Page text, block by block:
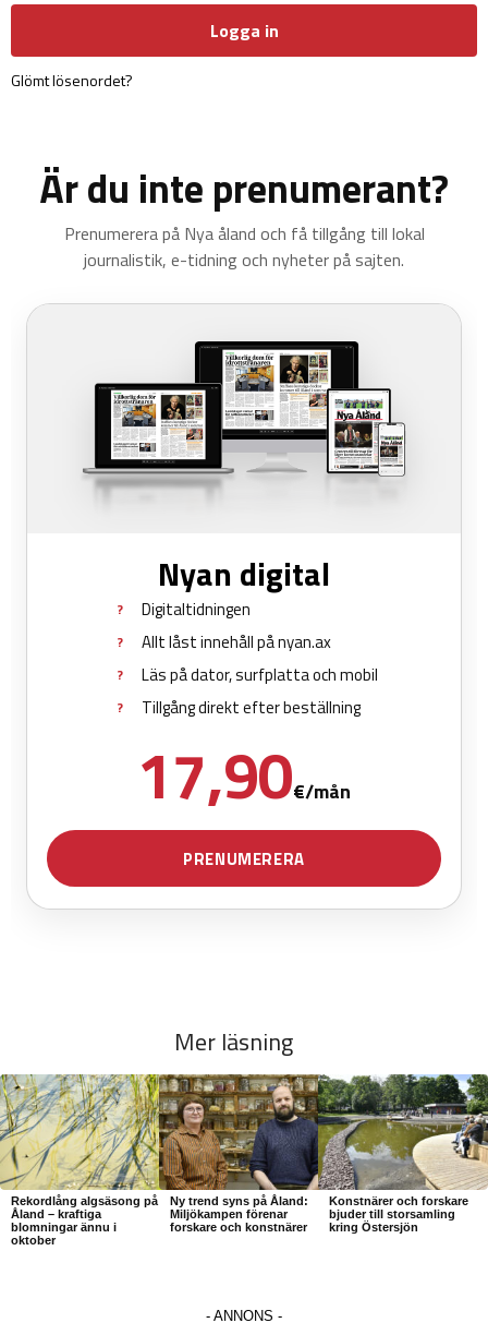
Mer läsning
Rekordlång algsäsong på
Åland – kraftiga
blomningar ännu i
oktober
Ny trend syns på Åland:
Miljökampen förenar
forskare och konstnärer
Konstnärer och forskare
bjuder till storsamling
kring Östersjön